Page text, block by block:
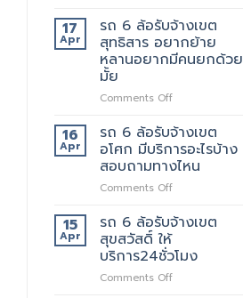
ต้อง
เจ้า
นี้
เลย
รับ
จ้าง
แถวม.จุฬาลงกรณ์
ขน
ย้าย
คอน
โด
ปลอดภัย
17
Apr
รถ 6 ล้อรับจ้างเขต
สุทธิสาร อยากย้าย
หลานอยากมีคนยกด้วย
มั้ย
Comments Offon
6
ล้อ
รับจ้าง
เขต
สุทธิสาร
ย้าย
หลาน
อยาก
มี
คน
16
Apr
รถ 6 ล้อรับจ้างเขต
อโศก มีบริการอะไรบ้าง
สอบถามทางไหน
Comments Offon
6
ล้อ
รับจ้าง
เขต
อโศก
15
Apr
รถ 6 ล้อรับจ้างเขต
สุขสวัสดิ์ ให้
บริการ24ชั่วโมง
Comments Offon